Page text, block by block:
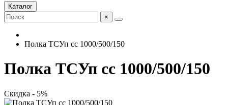
Каталог
×
Полка ТСУп сс 1000/500/150
Полка ТСУп сс 1000/500/150
Скидка - 5%